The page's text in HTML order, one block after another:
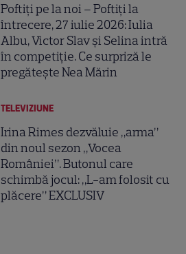
Poftiți pe la noi – Poftiți la
întrecere, 27 iulie 2026: Iulia
Albu, Victor Slav și Selina intră
în competiție. Ce surpriză le
pregătește Nea Mărin
TELEVIZIUNE
Irina Rimes dezvăluie „arma”
din noul sezon „Vocea
României”. Butonul care
schimbă jocul: „L-am folosit cu
plăcere” EXCLUSIV